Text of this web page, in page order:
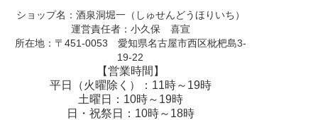
ショップ名：酒泉洞堀一（しゅせんどうほりいち）
運営責任者：小久保 喜宣
所在地：〒451-0053 愛知県名古屋市西区枇杷島3-
19-22
【営業時間】
平日（火曜除く）：11時～19時
土曜日：10時～19時
日・祝祭日：10時～18時